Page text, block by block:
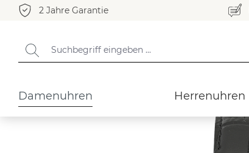
Zur Hauptnavigation springen
2 Jahre Garantie
Damenuhren Herrenuhren
Bildergalerie überspringen